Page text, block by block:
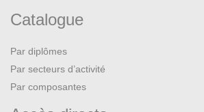
Catalogue
Par diplômes
Par secteurs d’activité
Par composantes